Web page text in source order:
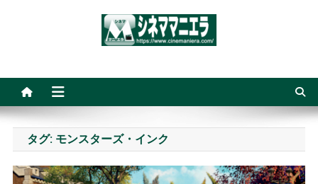
タグ: モンスターズ・インク